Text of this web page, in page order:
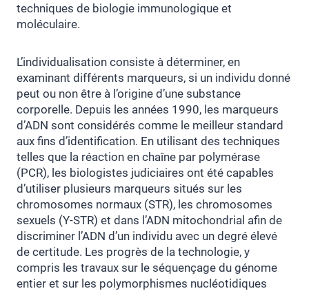
techniques de biologie immunologique et
moléculaire.
L’individualisation consiste à déterminer, en
examinant différents marqueurs, si un individu donné
peut ou non être à l’origine d’une substance
corporelle. Depuis les années 1990, les marqueurs
d’ADN sont considérés comme le meilleur standard
aux fins d’identification. En utilisant des techniques
telles que la réaction en chaîne par polymérase
(PCR), les biologistes judiciaires ont été capables
d’utiliser plusieurs marqueurs situés sur les
chromosomes normaux (STR), les chromosomes
sexuels (Y-STR) et dans l’ADN mitochondrial afin de
discriminer l’ADN d’un individu avec un degré élevé
de certitude. Les progrès de la technologie, y
compris les travaux sur le séquençage du génome
entier et sur les polymorphismes nucléotidiques